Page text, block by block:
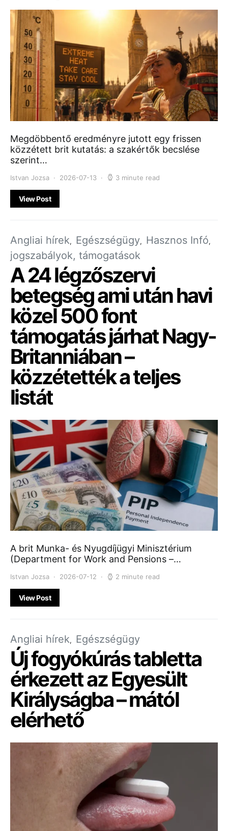
Megdöbbentő eredményre jutott egy frissen
közzétett brit kutatás: a szakértők becslése
szerint…
Istvan Jozsa 2026-07-13 3 minute read
View Post
Angliai hírek Egészségügy Hasznos Infó
jogszabályok, támogatások
A 24 légzőszervi
betegség ami után havi
közel 500 font
támogatás járhat Nagy-
Britanniában –
közzétették a teljes
listát
A brit Munka- és Nyugdíjügyi Minisztérium
(Department for Work and Pensions –…
Istvan Jozsa 2026-07-12 2 minute read
View Post
Angliai hírek Egészségügy
Új fogyókúrás tabletta
érkezett az Egyesült
Királyságba – mától
elérhető